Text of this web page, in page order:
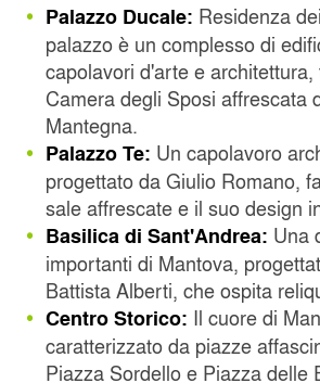
Palazzo Ducale: Residenza
palazzo è un complesso di
capolavori d'arte e architettura,
Camera degli Sposi affrescata
Mantegna.
Palazzo Te: Un capolavoro
progettato da Giulio Romano,
sale affrescate e il suo design
Basilica di Sant'Andrea: Una
importanti di Mantova,
Battista Alberti, che ospita
Centro Storico: Il cuore di
caratterizzato da piazze
Piazza Sordello e Piazza delle